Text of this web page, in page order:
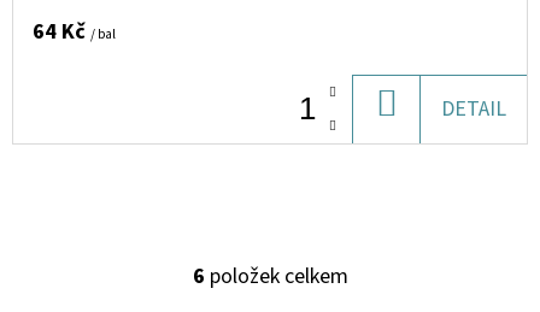
64 Kč / bal
KOŠÍKU
DETAIL
O
6 položek celkem